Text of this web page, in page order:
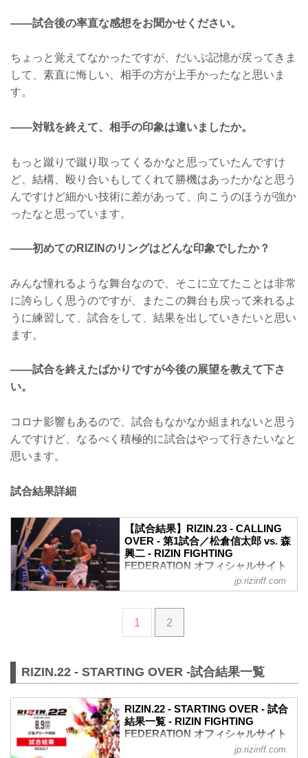
——試合後の率直な感想をお聞かせください。
ちょっと覚えてなかったですが、だいぶ記憶が戻ってきま
して、素直に悔しい、相手の方が上手かったなと思いま
す。
——対戦を終えて、相手の印象は違いましたか。
もっと蹴りで蹴り取ってくるかなと思っていたんですけ
ど、結構、殴り合いもしてくれて勝機はあったかなと思う
んですけど細かい技術に差があって、向こうのほうが強か
ったなと思っています。
——初めてのRIZINのリングはどんな印象でしたか？
みんな憧れるような舞台なので、そこに立てたことは非常
に誇らしく思うのですが、またこの舞台も戻って来れるよ
うに練習して、試合をして、結果を出していきたいと思い
ます。
——試合を終えたばかりですが今後の展望を教えて下さ
い。
コロナ影響もあるので、試合もなかなか組まれないと思う
んですけど、なるべく積極的に試合はやって行きたいなと
思います。
試合結果詳細
【試合結果】RIZIN.23 - CALLING
OVER - 第1試合／松倉信太郎 vs. 森
興二 - RIZIN FIGHTING
FEDERATION オフィシャルサイト
RIZIN キックボクシングルール：3分3R
試合結果
（WIN）松倉信太郎vs.森興二（LOSE）
ROUND 1
ックと距離を詰めてさっそく強打を打ち
づける。しかし松倉は逆に距離を作り、
右ミドル、右三日月蹴りを打ち込む。そ
して左右のフックで襲い掛かり、右フッ
jp.rizinff.com
1 2
RIZIN.22 - STARTING OVER -試合結果一覧
RIZIN.22 - STARTING OVER - 試合
結果一覧 - RIZIN FIGHTING
FEDERATION オフィシャルサイト
第9試合／スペシャルワンマッチ 矢地祐
jp.rizinff.com